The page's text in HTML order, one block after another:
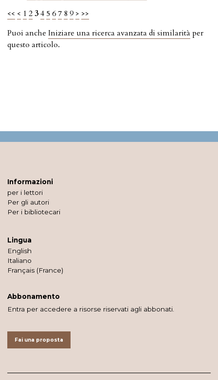
<< < 1 234 5 67 8 9 > >>
Puoi anche Iniziare una ricerca avanzata di similarità per
questo articolo.
Informazioni
per i lettori
Per gli autori
Per i bibliotecari
Lingua
English
Italiano
Français (France)
Abbonamento
Entra per accedere a risorse riservati agli abbonati.
Fai una proposta